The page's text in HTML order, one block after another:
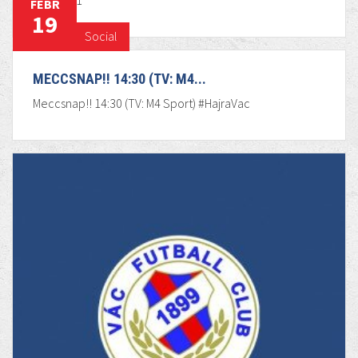
Social
FEBR
19
MECCSNAP!! 14:30 (TV: M4...
Meccsnap!! 14:30 (TV: M4 Sport) #HajraVac